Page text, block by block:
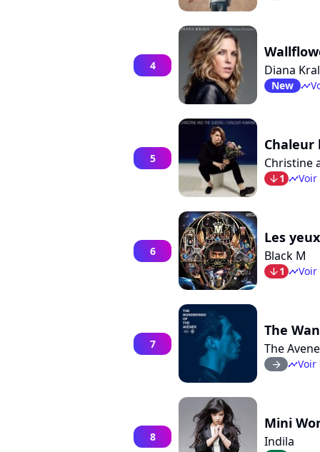
4 Diana
New timeline
5
Chaleur
Christine
arrow_bot1 timelineVoir
6
Les
Black M
arrow_bot1 timelineVoir
7
The
The
arrow_right timelineVoir
8
Mini
Indila